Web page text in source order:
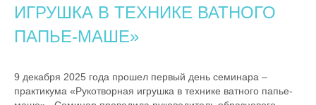
ИГРУШКА В ТЕХНИКЕ ВАТНОГО
ПАПЬЕ-МАШЕ»
9 декабря 2025 года прошел первый день семинара –
практикума «Рукотворная игрушка в технике ватного папье-